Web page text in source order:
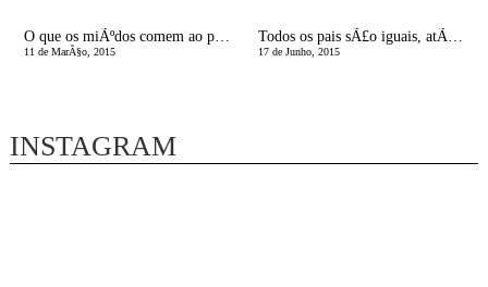
O que os miÃºdos comem ao pequeno almoÃ§o
11 de MarÃ§o, 2015
Todos os pais sÃ£o iguais, atÃ© patos!
17 de Junho, 2015
INSTAGRAM